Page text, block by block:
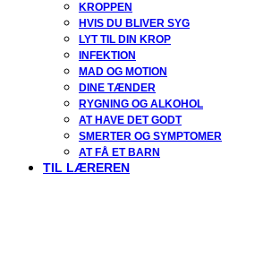
KROPPEN
HVIS DU BLIVER SYG
LYT TIL DIN KROP
INFEKTION
MAD OG MOTION
DINE TÆNDER
RYGNING OG ALKOHOL
AT HAVE DET GODT
SMERTER OG SYMPTOMER
AT FÅ ET BARN
TIL LÆREREN